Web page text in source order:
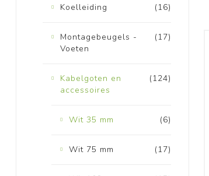
(16)
Koelleiding
(17)
Montagebeugels -
Voeten
(124)
Kabelgoten en
accessoires
(6)
Wit 35 mm
(17)
Wit 75 mm